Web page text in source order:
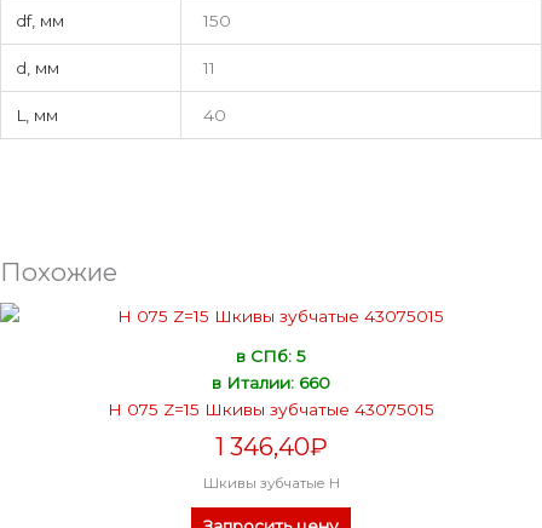
df, мм 150
d, мм 11
L, мм 40
Похожие
в СПб: 5
в Италии: 660
H 075 Z=15 Шкивы зубчатые 43075015
1 346,40₽
Шкивы зубчатые H